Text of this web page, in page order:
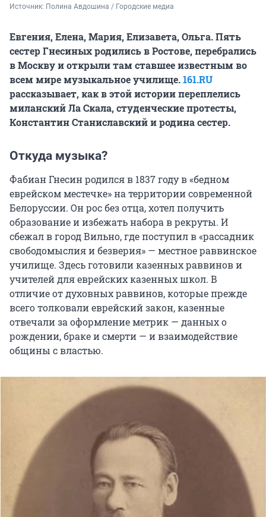
Источник: Полина Авдошина / Городские медиа
Евгения, Елена, Мария, Елизавета, Ольга. Пять
сестер Гнесиных родились в Ростове, перебрались
в Москву и открыли там ставшее известным во
всем мире музыкальное училище.161.RU
рассказывает, как в этой истории переплелись
миланский Ла Скала, студенческие протесты,
Константин Станиславский и родина сестер.
Откуда музыка?
Фабиан Гнесин родился в 1837 году в «бедном
еврейском местечке» на территории современной
Белоруссии. Он рос без отца, хотел получить
образование и избежать набора в рекруты. И
сбежал в город Вильно, где поступил в «рассадник
свободомыслия и безверия» — местное раввинское
училище. Здесь готовили казенных раввинов и
учителей для еврейских казенных школ. В
отличие от духовных раввинов, которые прежде
всего толковали еврейский закон, казенные
отвечали за оформление метрик — данных о
рождении, браке и смерти — и взаимодействие
общины с властью.